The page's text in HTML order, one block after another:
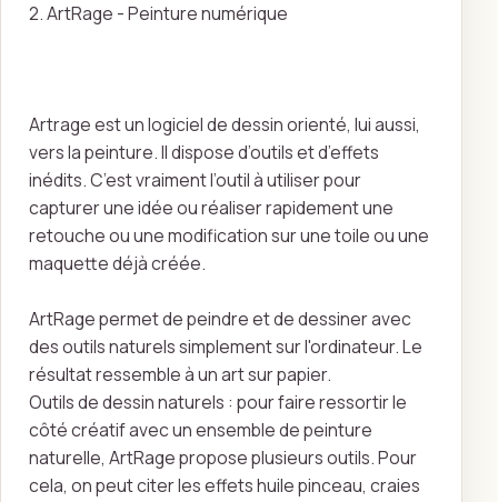
2. ArtRage - Peinture numérique
Artrage est un logiciel de dessin orienté, lui aussi,
vers la peinture. Il dispose d’outils et d’effets
inédits. C’est vraiment l’outil à utiliser pour
capturer une idée ou réaliser rapidement une
retouche ou une modification sur une toile ou une
maquette déjà créée.
ArtRage permet de peindre et de dessiner avec
des outils naturels simplement sur l'ordinateur. Le
résultat ressemble à un art sur papier.
Outils de dessin naturels : pour faire ressortir le
côté créatif avec un ensemble de peinture
naturelle, ArtRage propose plusieurs outils. Pour
cela, on peut citer les effets huile pinceau, craies